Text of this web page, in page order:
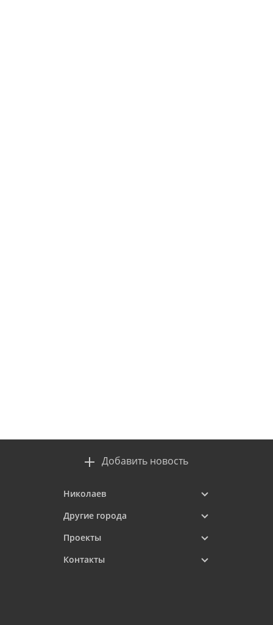
Добавить новость
Николаев
Другие города
Проекты
Контакты